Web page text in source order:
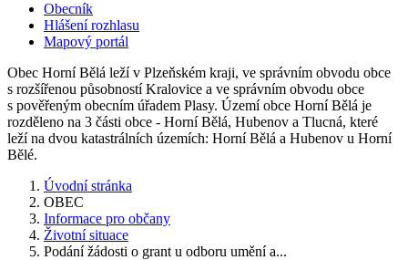
Obecník
Hlášení rozhlasu
Mapový portál
Obec Horní Bělá leží v Plzeňském kraji, ve správním obvodu obce
s rozšířenou působností Kralovice a ve správním obvodu obce
s pověřeným obecním úřadem Plasy. Území obce Horní Bělá je
rozděleno na 3 části obce - Horní Bělá, Hubenov a Tlucná, které
leží na dvou katastrálních územích: Horní Bělá a Hubenov u Horní
Bělé.
Úvodní stránka
OBEC
Informace pro občany
Životní situace
Podání žádosti o grant u odboru umění a...